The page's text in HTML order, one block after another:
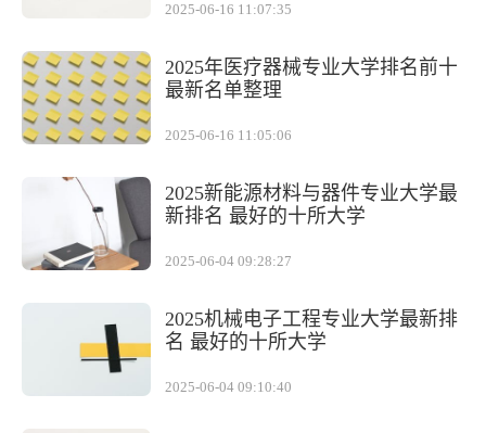
2025-06-16 11:07:35
2025年医疗器械专业大学排名前十
最新名单整理
2025-06-16 11:05:06
2025新能源材料与器件专业大学最
新排名 最好的十所大学
2025-06-04 09:28:27
2025机械电子工程专业大学最新排
名 最好的十所大学
2025-06-04 09:10:40